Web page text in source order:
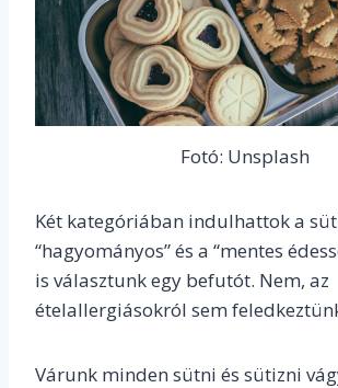
Fotó: Unsplash
Két kategóriában indulhattok a
“hagyományos” és a “mentes
is választunk egy befutót. Nem, az
ételallergiásokról sem
Várunk minden sütni és sütizni